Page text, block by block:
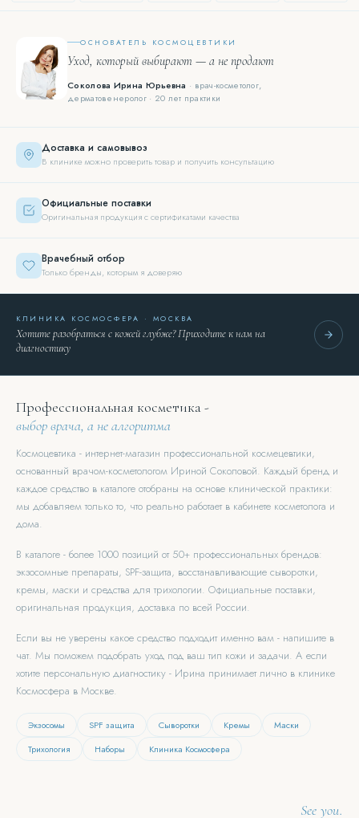
ОСНОВАТЕЛЬ КОСМОЦЕВТИКИ
Уход, который выбирают — а не продают
Соколова Ирина Юрьевна · врач-косметолог,
дерматовенеролог · 20 лет практики
Доставка и самовывоз
В клинике можно проверить товар и получить консультацию
Официальные поставки
Оригинальная продукция с сертификатами качества
Врачебный отбор
Только бренды, которым я доверяю
КЛИНИКА КОСМОСФЕРА · МОСКВА
Хотите разобраться с кожей глубже? Приходите к нам на
диагностику
Профессиональная косметика -
выбор врача, а не алгоритма
Космоцевтика - интернет-магазин профессиональной космецевтики,
основанный врачом-косметологом Ириной Соколовой. Каждый бренд и
каждое средство в каталоге отобраны на основе клинической практики:
мы добавляем только то, что реально работает в кабинете косметолога и
дома.
В каталоге - более 1000 позиций от 50+ профессиональных брендов:
экзосомные препараты, SPF-защита, восстанавливающие сыворотки,
кремы, маски и средства для трихологии. Официальные поставки,
оригинальная продукция, доставка по всей России.
Если вы не уверены какое средство подходит именно вам - напишите в
чат. Мы поможем подобрать уход под ваш тип кожи и задачи. А если
хотите персональную диагностику - Ирина принимает лично в клинике
Космосфера в Москве.
Экзосомы SPF защита Сыворотки Кремы
Маски
Трихология
Наборы Клиника Космосфера
See you.